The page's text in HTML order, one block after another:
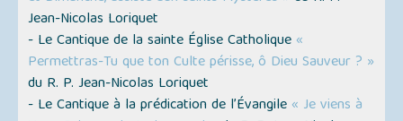
Jean-Nicolas Loriquet
- Le Cantique de la sainte Église Catholique «
Permettras-Tu que ton Culte périsse, ô Dieu Sauveur ? »
du R. P. Jean-Nicolas Loriquet
- Le Cantique à la prédication de l’Évangile « Je viens à